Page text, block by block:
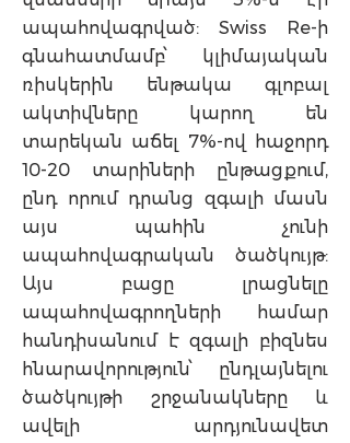
ապահովագրված: Swiss Re-ի
գնահատմամբ՝ կլիմայական
ռիսկերին ենթակա գլոբալ
ակտիվները կարող են
տարեկան աճել 7%-ով հաջորդ
10-20 տարիների ընթացքում,
ընդ որում դրանց զգալի մասն
այս պահին չունի
ապահովագրական ծածկույթ:
Այս բացը լրացնելը
ապահովագրողների համար
հանդիսանում է զգալի բիզնես
հնարավորություն՝ ընդլայնելու
ծածկույթի շրջանակները և
ավելի արդյունավետ